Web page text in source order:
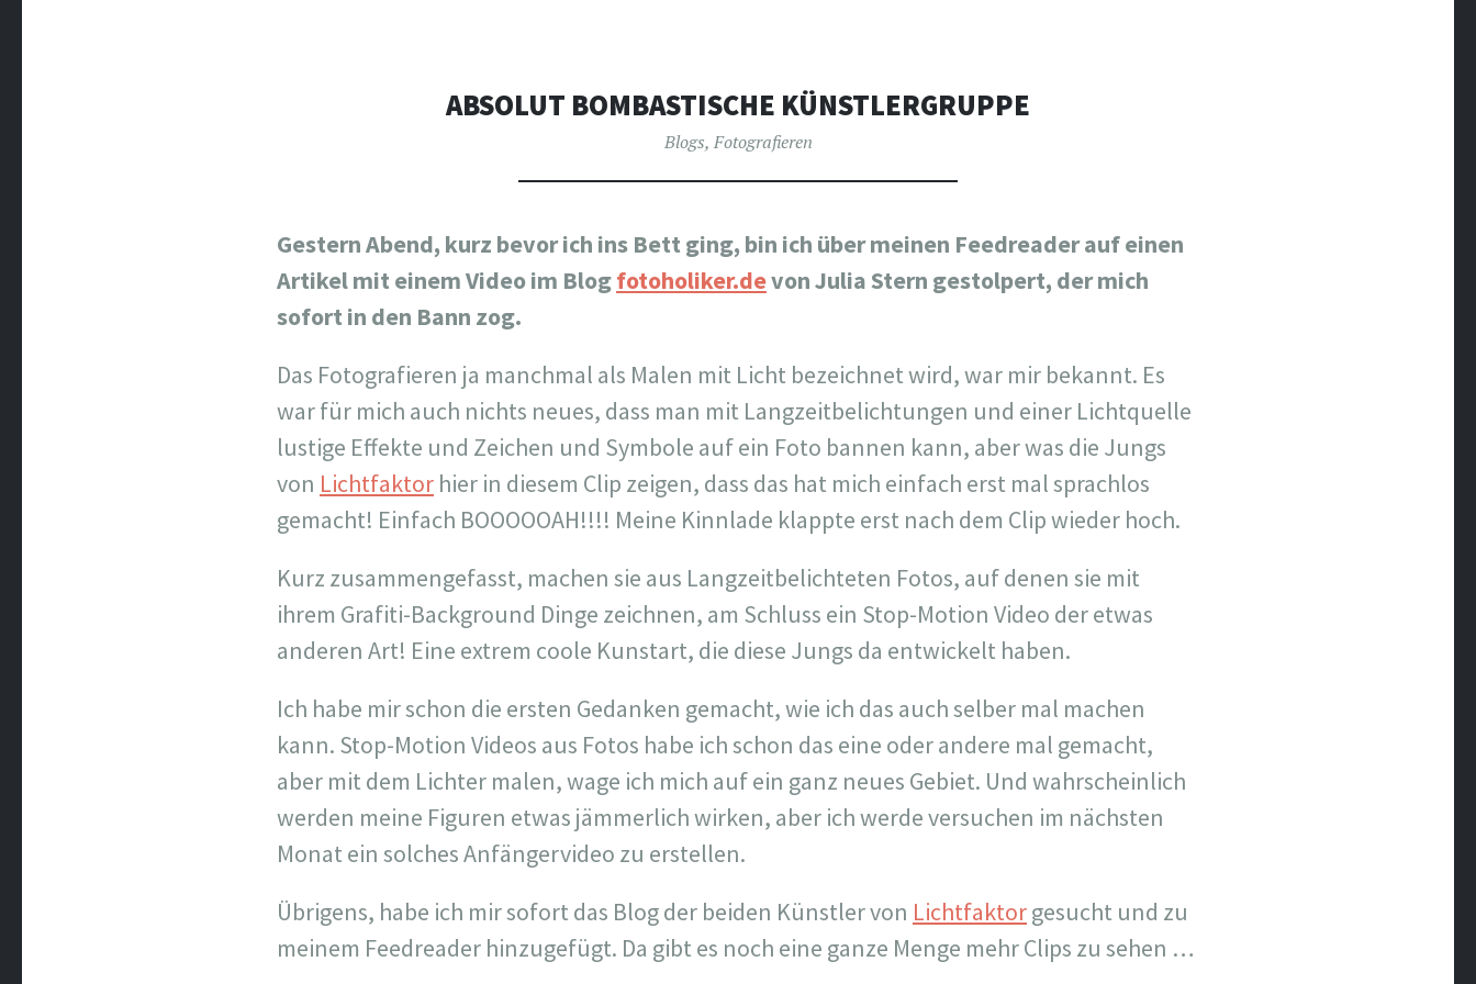
ABSOLUT BOMBASTISCHE KÜNSTLERGRUPPE
Blogs, Fotografieren
Gestern Abend, kurz bevor ich ins Bett ging, bin ich über meinen Feedreader auf einen
Artikel mit einem Video im Blogfotoholiker.devon Julia Stern gestolpert, der mich
sofort in den Bann zog.
Das Fotografieren ja manchmal als Malen mit Licht bezeichnet wird, war mir bekannt. Es
war für mich auch nichts neues, dass man mit Langzeitbelichtungen und einer Lichtquelle
lustige Effekte und Zeichen und Symbole auf ein Foto bannen kann, aber was die Jungs
von Lichtfaktor hier in diesem Clip zeigen, dass das hat mich einfach erst mal sprachlos
gemacht! Einfach BOOOOOAH!!!! Meine Kinnlade klappte erst nach dem Clip wieder hoch.
Kurz zusammengefasst, machen sie aus Langzeitbelichteten Fotos, auf denen sie mit
ihrem Grafiti-Background Dinge zeichnen, am Schluss ein Stop-Motion Video der etwas
anderen Art! Eine extrem coole Kunstart, die diese Jungs da entwickelt haben.
Ich habe mir schon die ersten Gedanken gemacht, wie ich das auch selber mal machen
kann. Stop-Motion Videos aus Fotos habe ich schon das eine oder andere mal gemacht,
aber mit dem Lichter malen, wage ich mich auf ein ganz neues Gebiet. Und wahrscheinlich
werden meine Figuren etwas jämmerlich wirken, aber ich werde versuchen im nächsten
Monat ein solches Anfängervideo zu erstellen.
Übrigens, habe ich mir sofort das Blog der beiden Künstler von Lichtfaktorgesucht und zu
meinem Feedreader hinzugefügt. Da gibt es noch eine ganze Menge mehr Clips zu sehen …